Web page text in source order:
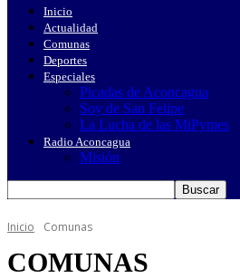
Inicio
Actualidad
Comunas
Deportes
Especiales
Picadas de Aconcagua
Soy de San Felipe
La Lucha de las MiPymes
Radio Aconcagua
Misión
Inicio Comunas
COMUNAS